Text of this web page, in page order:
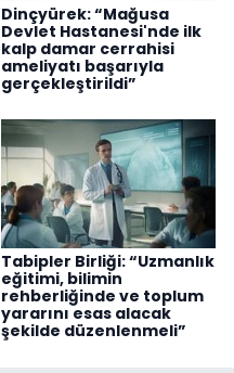
Dinçyürek: “Mağusa
Devlet Hastanesi'nde ilk
kalp damar cerrahisi
ameliyatı başarıyla
gerçekleştirildi”
Tabipler Birliği: “Uzmanlık
eğitimi, bilimin
rehberliğinde ve toplum
yararını esas alacak
şekilde düzenlenmeli”